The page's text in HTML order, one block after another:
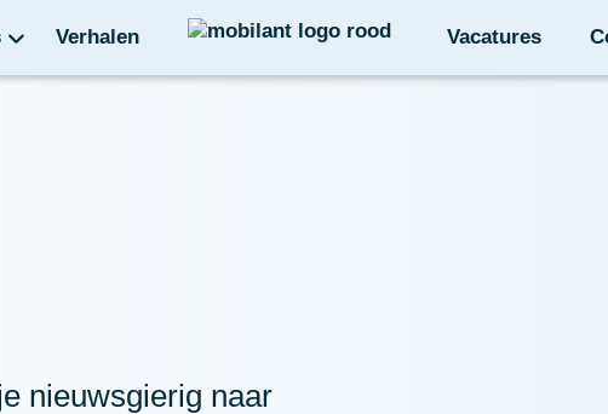
Verhalen Vacatures
nieuwsgierig naar